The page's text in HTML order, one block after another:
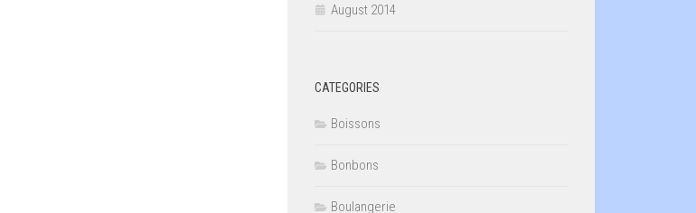
August 2014
CATEGORIES
Boissons
Bonbons
Boulangerie